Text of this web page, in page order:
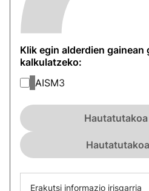
Klik egin alderdien gainean
kalkulatzeko:
AISM3
Erakutsi informazio irisgarria